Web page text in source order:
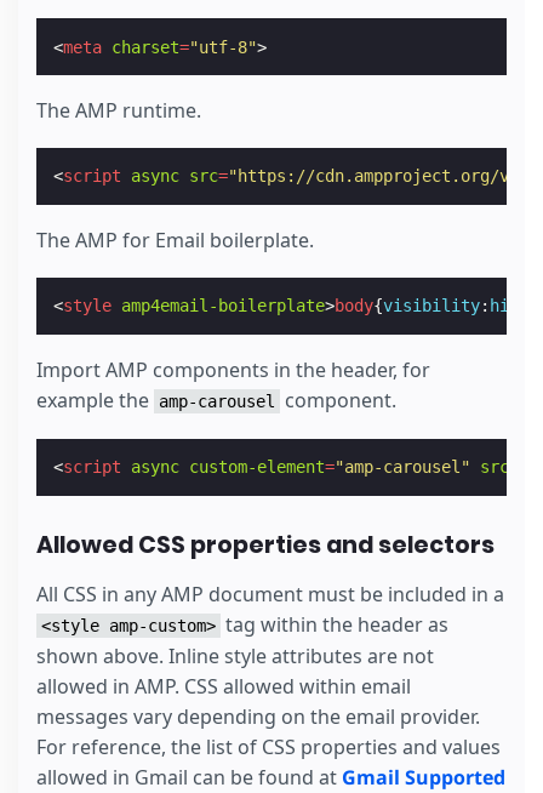
<meta charset="utf-8">
The AMP runtime.
<script async src="https://cdn.ampproject.org/
The AMP for Email boilerplate.
<style amp4email-boilerplate>body{visibility:
Import AMP components in the header, for
example the amp-carousel component.
<script async custom-element="amp-carousel" src
Allowed CSS properties and selectors
All CSS in any AMP document must be included in a
<style amp-custom> tag within the header as
shown above. Inline style attributes are not
allowed in AMP. CSS allowed within email
messages vary depending on the email provider.
For reference, the list of CSS properties and values
allowed in Gmail can be found at Gmail Supported